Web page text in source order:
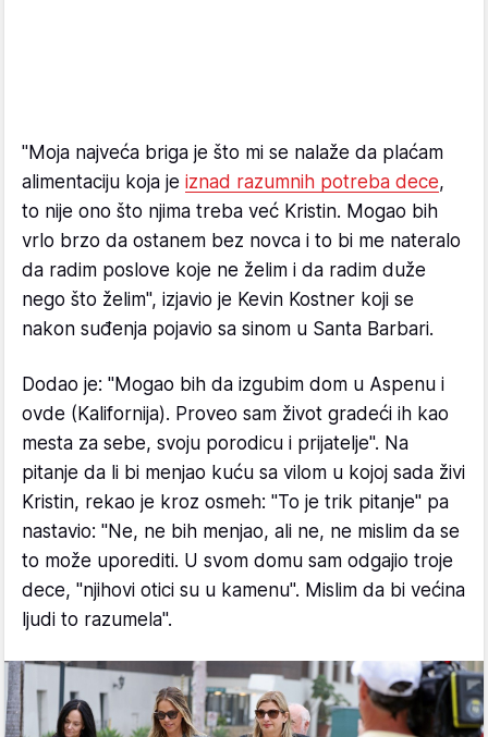
"Moja najveća briga je što mi se nalaže da plaćam
alimentaciju koja je iznad razumnih potreba dece,
to nije ono što njima treba već Kristin. Mogao bih
vrlo brzo da ostanem bez novca i to bi me nateralo
da radim poslove koje ne želim i da radim duže
nego što želim", izjavio je Kevin Kostner koji se
nakon suđenja pojavio sa sinom u Santa Barbari.
Dodao je: "Mogao bih da izgubim dom u Aspenu i
ovde (Kalifornija). Proveo sam život gradeći ih kao
mesta za sebe, svoju porodicu i prijatelje". Na
pitanje da li bi menjao kuću sa vilom u kojoj sada živi
Kristin, rekao je kroz osmeh: "To je trik pitanje" pa
nastavio: "Ne, ne bih menjao, ali ne, ne mislim da se
to može uporediti. U svom domu sam odgajio troje
dece, "njihovi otici su u kamenu". Mislim da bi većina
ljudi to razumela".